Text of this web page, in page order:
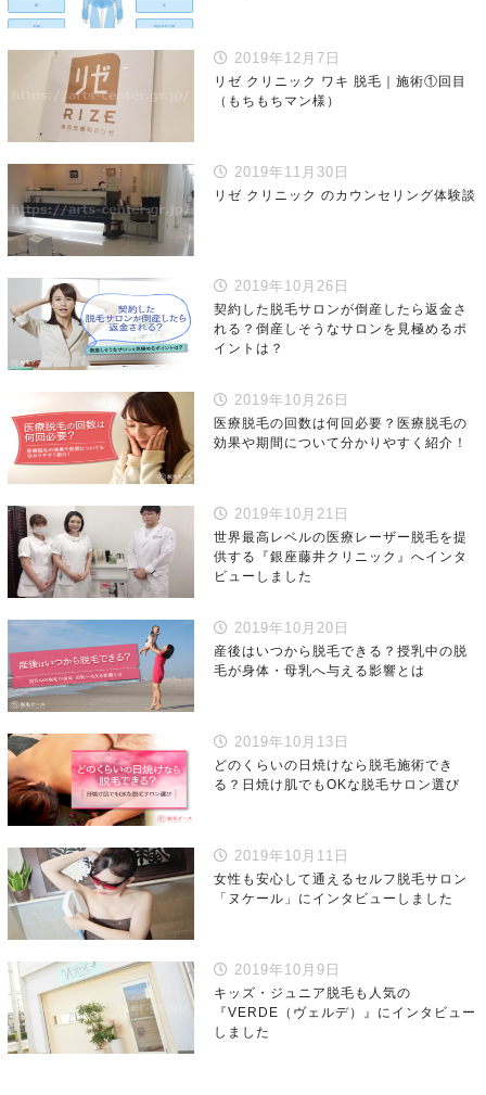
2019年12月7日
リゼ クリニック ワキ 脱毛｜施術①回目
（もちもちマン様）
2019年11月30日
リゼ クリニック のカウンセリング体験談
2019年10月26日
契約した脱毛サロンが倒産したら返金さ
れる？倒産しそうなサロンを見極めるポ
イントは？
2019年10月26日
医療脱毛の回数は何回必要？医療脱毛の
効果や期間について分かりやすく紹介！
2019年10月21日
世界最高レベルの医療レーザー脱毛を提
供する『銀座藤井クリニック』へインタ
ビューしました
2019年10月20日
産後はいつから脱毛できる？授乳中の脱
毛が身体・母乳へ与える影響とは
2019年10月13日
どのくらいの日焼けなら脱毛施術でき
る？日焼け肌でもOKな脱毛サロン選び
2019年10月11日
女性も安心して通えるセルフ脱毛サロン
「ヌケール」にインタビューしました
2019年10月9日
キッズ・ジュニア脱毛も人気の
『VERDE（ヴェルデ）』にインタビュー
しました